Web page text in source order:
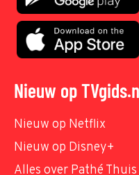
Nieuw op
Nieuw op Netflix
Nieuw op Disney+
Alles over Pathé Thuis